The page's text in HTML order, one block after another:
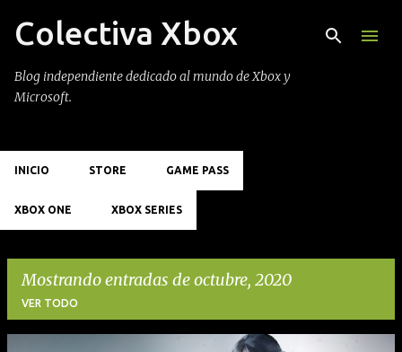
Ir al contenido principal
Colectiva Xbox
Blog independiente dedicado al mundo de Xbox y
Microsoft.
INICIO STORE GAME PASS
XBOX ONE XBOX SERIES
Mostrando entradas de octubre, 2020
VER TODO